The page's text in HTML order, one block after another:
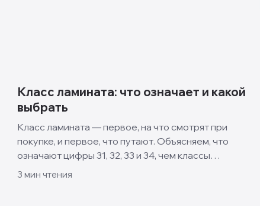
Класс ламината: что означает и какой
выбрать
Класс ламината — первое, на что смотрят при
покупке, и первое, что путают. Объясняем, что
означают цифры 31, 32, 33 и 34, чем классы
отличаются и какой выбрать для квартиры, кухни и
3 мин чтения